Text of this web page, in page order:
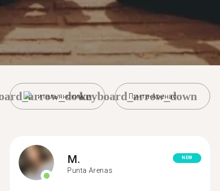
итальянский Пунта-Аренас
keyboard_arrow_down
M.
Punta Arenas
NEW